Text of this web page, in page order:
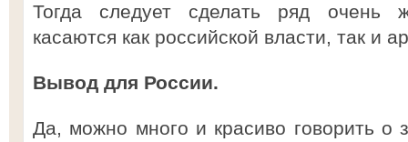
Тогда следует сделать ряд очень
касаются как российской власти, так и
Вывод для России.
Да, можно много и красиво говорить о